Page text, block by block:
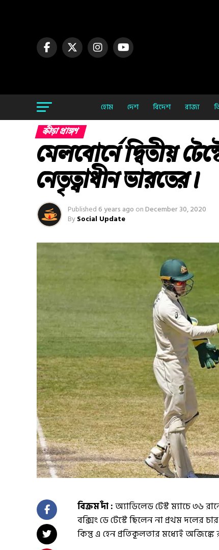
হোম দেশ বিদেশ রাজ্য
ক্রীড়া প্রাঙ্গণ
মেলবোর্নে দ্বিতীয়
নেতৃত্বাধীন ভারতের।
Published6 years ago onDecember 30, 2020
BySocial Update
বিক্রম দাঁ :অ্যাডিলেড টেস্ট ম্যাচে ৩৬
বক্সিং ডে টেস্টে ছিলেন না প্রথম দলের
কিন্তু এ হেন প্রতিকূলতার মধ্যেই